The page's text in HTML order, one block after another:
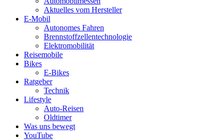
Aktuelles vom Hersteller
E-Mobil
Autonomes Fahren
Brennstoffzellentechnologie
Elektromobilität
Reisemobile
Bikes
E-Bikes
Ratgeber
Technik
Lifestyle
Auto-Reisen
Oldtimer
Was uns bewegt
YouTube